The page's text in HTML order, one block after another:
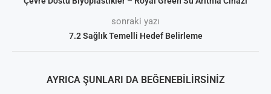
sonraki yazı
7.2 Sağlık Temelli Hedef Belirleme
AYRICA ŞUNLARI DA BEĞENEBILIRSINIZ